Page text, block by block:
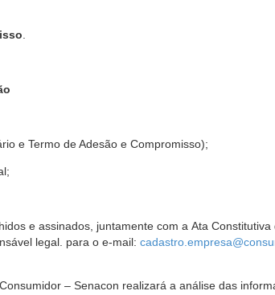
e Termo de Adesão e Compromisso);
e assinados, juntamente com a Ata
legal. para o e-mail:
– Senacon realizará a análise das